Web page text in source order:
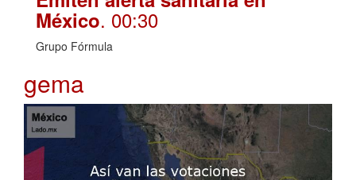
México. 00:30
Grupo Fórmula
gema